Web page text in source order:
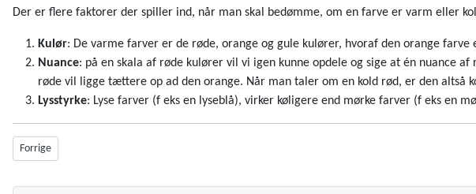
Der er flere faktorer der spiller ind, når man skal bedømme, om en farve er varm eller
Kulør: De varme farver er de røde, orange og gule kulører, hvoraf den orange
Nuance: på en skala af røde kulører vil vi igen kunne opdele og sige at én nuance
røde vil ligge tættere op ad den orange. Når man taler om en kold rød, er den altså
Lysstyrke: Lyse farver (f eks en lyseblå), virker køligere end mørke farver (f eks en
Forrige artikel: Blanding af farver - sådan gør du
Forrige